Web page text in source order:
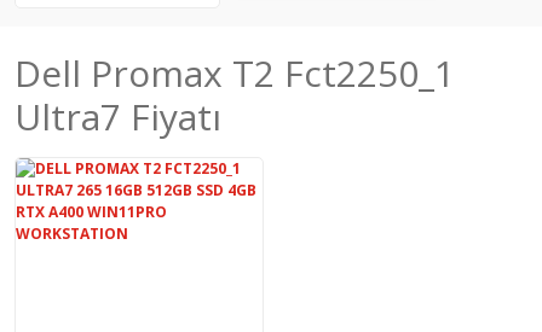
Dell Promax T2 Fct2250_1
Ultra7 Fiyatı